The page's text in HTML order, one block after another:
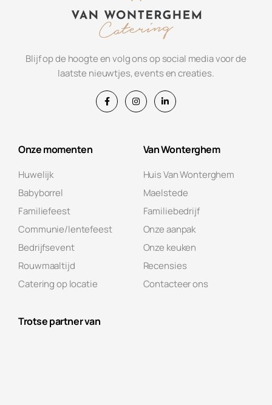
Blijf op de hoogte en volg ons op social media voor de
laatste nieuwtjes, events en creaties.
Onze momenten
Huwelijk
Babyborrel
Familiefeest
Communie/lentefeest
Bedrijfsevent
Rouwmaaltijd
Catering op locatie
Van Wonterghem
Huis Van Wonterghem
Maelstede
Familiebedrijf
Onze aanpak
Onze keuken
Recensies
Contacteer ons
Trotse partner van